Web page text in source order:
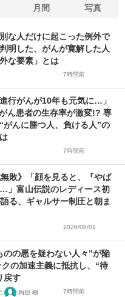
月間 写真
な人だけに起こった例外で
明した、がんが寛解した人
な要素」とは
7時間前
行がんが10年も元気に…」
ん患者の生存率が激変!? 専
がんに勝つ人、負ける人”の
7時間前
無敗》「顔を見ると、『やば
」富山伝説のレディース初
る、ギャルサー制圧と朝ま
2026/08/01
のの悪を疑わない人々”が陥
の加速主義に抵抗し、“待
戻す
内田 樹 7時間前